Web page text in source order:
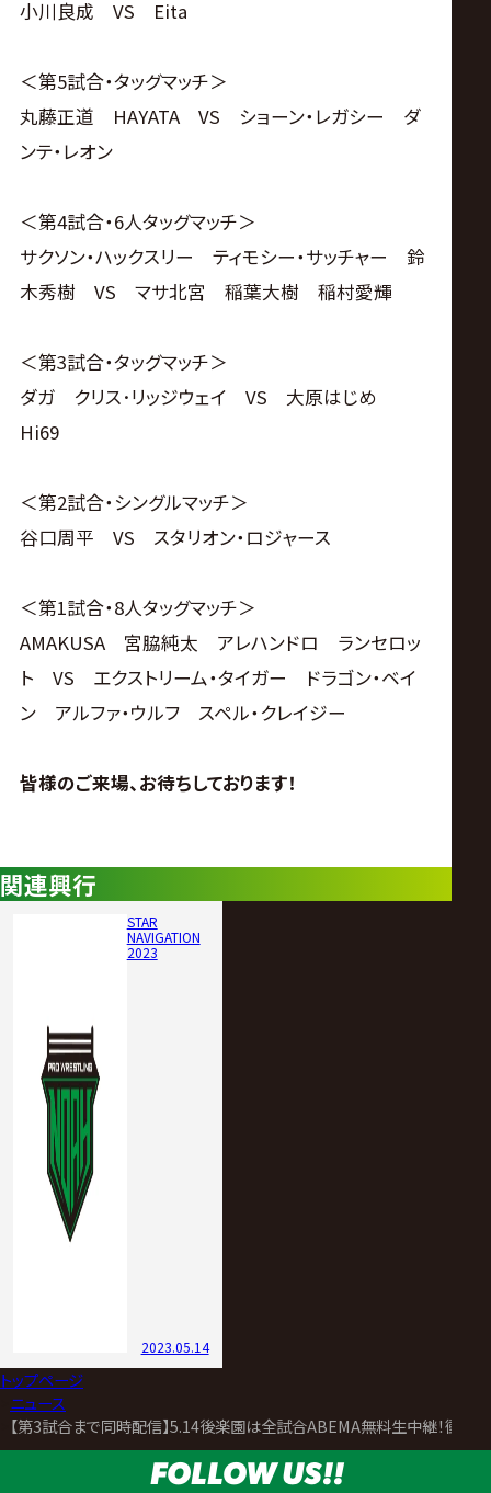
小川良成 VS Eita
＜第5試合・タッグマッチ＞
丸藤正道 HAYATA VS ショーン・レガシー ダ
ンテ・レオン
＜第4試合・6人タッグマッチ＞
サクソン・ハックスリー ティモシー・サッチャー 鈴
木秀樹 VS マサ北宮 稲葉大樹 稲村愛輝
＜第3試合・タッグマッチ＞
ダガ クリス･リッジウェイ VS 大原はじめ
Hi69
＜第2試合・シングルマッチ＞
谷口周平 VS スタリオン・ロジャース
＜第1試合・8人タッグマッチ＞
AMAKUSA 宮脇純太 アレハンドロ ランセロッ
ト VS エクストリーム・タイガー ドラゴン・ベイ
ン アルファ・ウルフ スペル・クレイジー
皆様のご来場、お待ちしております！
関連興行
STAR
NAVIGATION
2023
2023.05.14
トップページ
ニュース
【第3試合まで同時配信】5.14後楽園は全試合ABEMA無料生中継！衝撃
FOLLOW US!!